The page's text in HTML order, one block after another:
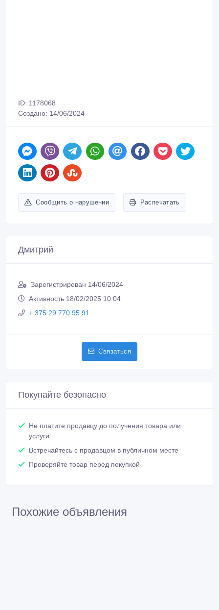
ID: 1178068
Создано: 14/06/2024
Сообщить о нарушении Распечатать
Дмитрий
Зарегистрирован 14/06/2024
Активность 18/02/2025 10:04
+ 375 29 770 95 91
Связаться
Покупайте безопасно
Не платите продавцу до получения товара или
услуги
Встречайтесь с продавцом в публичном месте
Проверяйте товар перед покупкой
Похожие объявления